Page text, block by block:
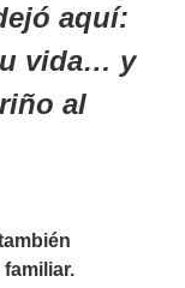
aquí:
vida… y
al